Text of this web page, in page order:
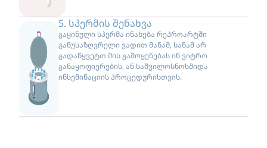
5. სპერმის შენახვა
გაყინული სპერმა ინახება რეპროარტში
განუსაზღვრელი ვადით მანამ, სანამ არ
გადაწყვეტთ მის გამოყენებას ინ ვიტრო
განაყოფიერების, ან საშვილოსნოსშიდა
ინსემინაციის პროცედურისთვის.